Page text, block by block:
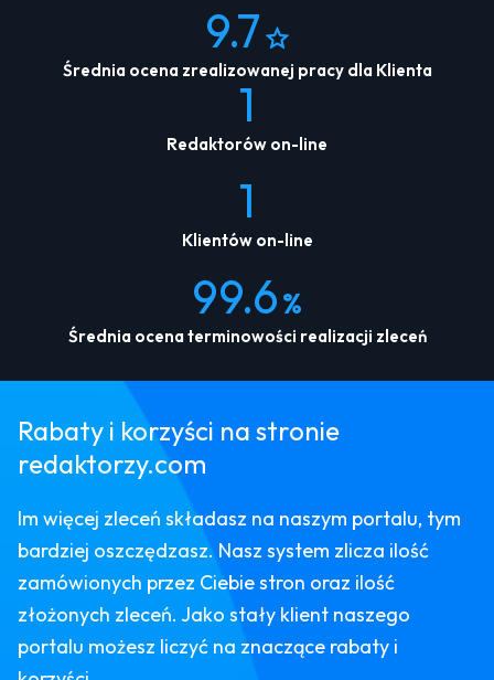
9.7
Średnia ocena zrealizowanej pracy dla Klienta
1
Redaktorów on-line
1
Klientów on-line
99.6%
Średnia ocena terminowości realizacji zleceń
Rabaty i korzyści na stronie
redaktorzy.com
Im więcej zleceń składasz na naszym portalu, tym
bardziej oszczędzasz. Nasz system zlicza ilość
zamówionych przez Ciebie stron oraz ilość
złożonych zleceń. Jako stały klient naszego
portalu możesz liczyć na znaczące rabaty i